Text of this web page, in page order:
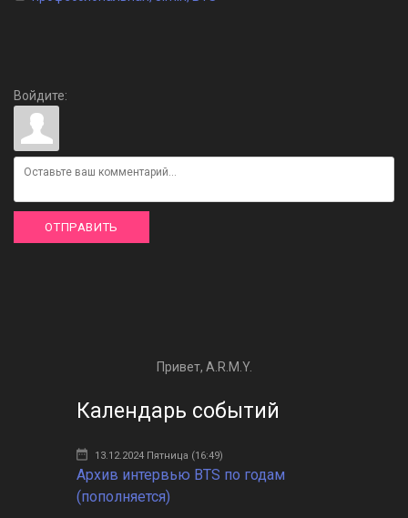
Войдите:
ОТПРАВИТЬ
Привет, A.R.M.Y.
Календарь событий
13.12.2024 Пятница (16:49)
Архив интервью BTS по годам
(пополняется)